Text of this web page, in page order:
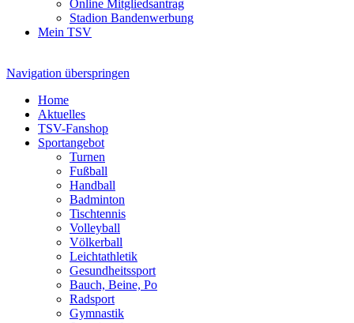
Online Mitgliedsantrag
Stadion Bandenwerbung
Mein TSV
Navigation überspringen
Home
Aktuelles
TSV-Fanshop
Sportangebot
Turnen
Fußball
Handball
Badminton
Tischtennis
Volleyball
Völkerball
Leichtathletik
Gesundheitssport
Bauch, Beine, Po
Radsport
Gymnastik